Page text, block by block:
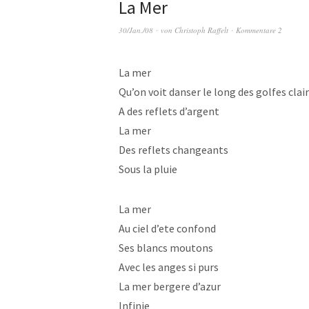
La Mer
30/Jan./08 von Christoph Raffelt Kommentare 2
La mer
Qu’on voit danser le long des golfes
A des reflets d’argent
La mer
Des reflets changeants
Sous la pluie
La mer
Au ciel d’ete confond
Ses blancs moutons
Avec les anges si purs
La mer bergere d’azur
Infinie